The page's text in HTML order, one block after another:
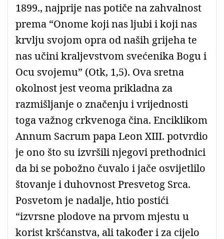
1899., najprije nas potiče na zahvalnost
prema “Onome koji nas ljubi i koji nas
krvlju svojom opra od naših grijeha te
nas učini kraljevstvom svećenika Bogu i
Ocu svojemu” (Otk, 1,5). Ova sretna
okolnost jest veoma prikladna za
razmišljanje o značenju i vrijednosti
toga važnog crkvenoga čina. Enciklikom
Annum Sacrum papa Leon XIII. potvrdio
je ono što su izvršili njegovi prethodnici
da bi se pobožno čuvalo i jače osvijetlilo
štovanje i duhovnost Presvetog Srca.
Posvetom je nadalje, htio postići
“izvrsne plodove na prvom mjestu u
korist kršćanstva, ali također i za cijelo